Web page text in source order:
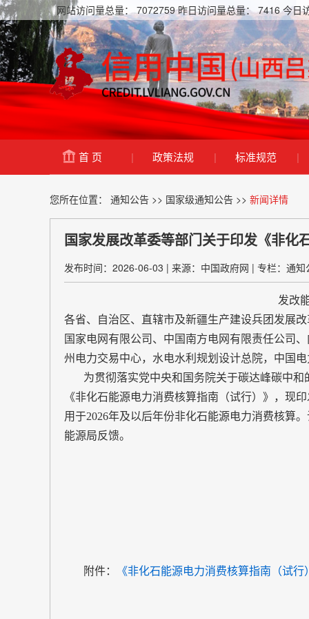
网站访问量总量： 7072759 昨日访问量总量： 7416 今日
首 页 | 政策法规 | 标准规范 |
您所在位置： 通知公告 >> 国家级通知公告 >> 新闻详情
国家发展改革委等部门关于印发《非化
发布时间：2026-06-03 | 来源：中国政府网 | 专栏：通知
发改
各省、自治区、直辖市及新疆生产建设兵团发展
国家电网有限公司、中国南方电网有限责任公司
州电力交易中心，水电水利规划设计总院，中国
为贯彻落实党中央和国务院关于碳达峰碳中
《非化石能源电力消费核算指南（试行）》，现
用于2026年及以后年份非化石能源电力消费核算
能源局反馈。
附件： 《非化石能源电力消费核算指南（试行